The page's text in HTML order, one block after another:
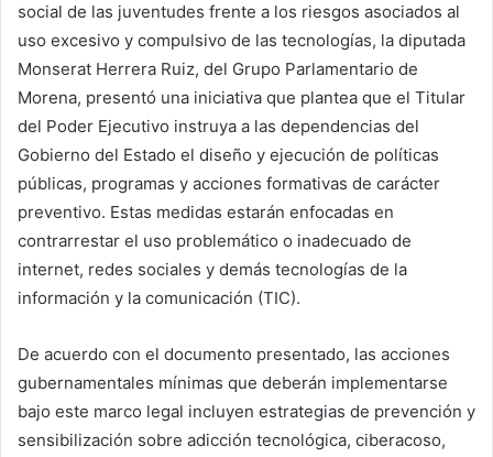
social de las juventudes frente a los riesgos asociados al
uso excesivo y compulsivo de las tecnologías, la diputada
Monserat Herrera Ruiz, del Grupo Parlamentario de
Morena, presentó una iniciativa que plantea que el Titular
del Poder Ejecutivo instruya a las dependencias del
Gobierno del Estado el diseño y ejecución de políticas
públicas, programas y acciones formativas de carácter
preventivo. Estas medidas estarán enfocadas en
contrarrestar el uso problemático o inadecuado de
internet, redes sociales y demás tecnologías de la
información y la comunicación (TIC).
De acuerdo con el documento presentado, las acciones
gubernamentales mínimas que deberán implementarse
bajo este marco legal incluyen estrategias de prevención y
sensibilización sobre adicción tecnológica, ciberacoso,